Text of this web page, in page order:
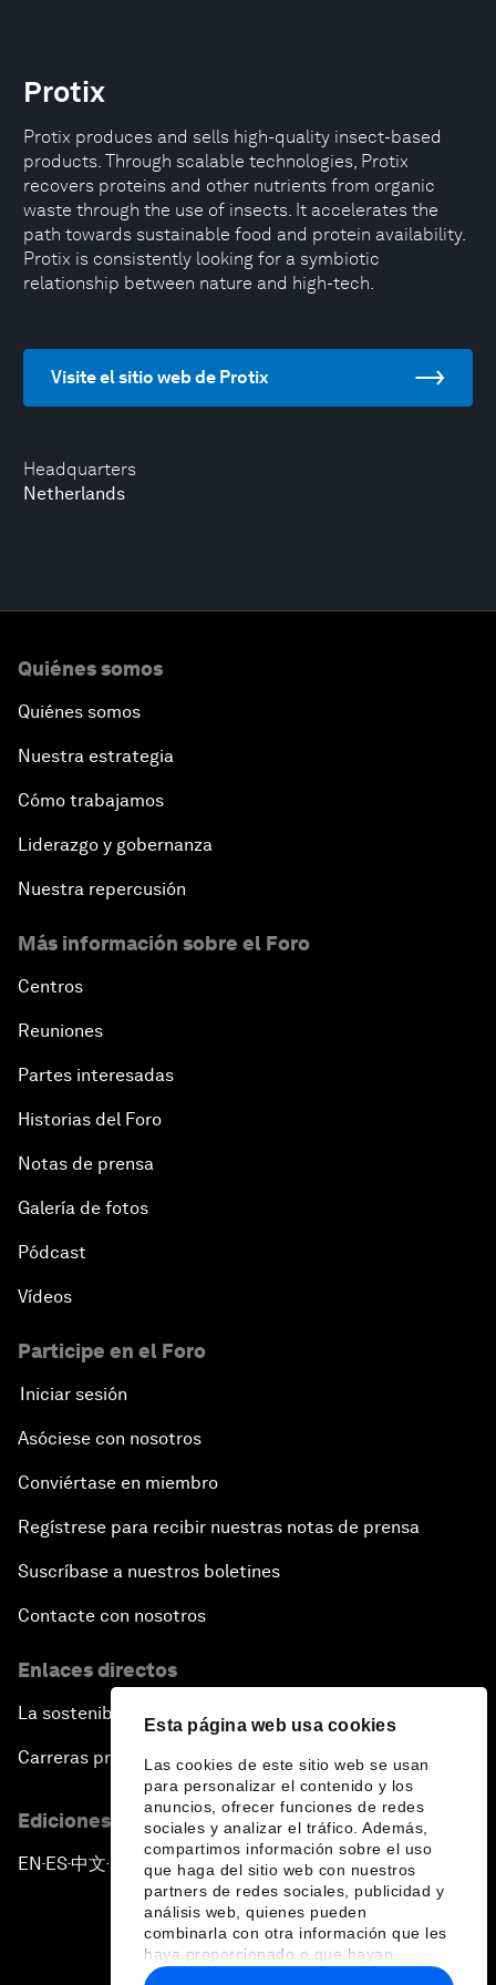
Esta página web usa cookies
Las cookies de este sitio web se usan
para personalizar el contenido y los
anuncios, ofrecer funciones de redes
sociales y analizar el tráfico. Además,
compartimos información sobre el uso
que haga del sitio web con nuestros
partners de redes sociales, publicidad y
análisis web, quienes pueden
combinarla con otra información que les
haya proporcionado o que hayan
recopilado a partir del uso que haya
Headquarters
Netherlands
Protix
Protix produces and sells high-quality insect-based
products. Through scalable technologies, Protix
recovers proteins and other nutrients from organic
waste through the use of insects. It accelerates the
path towards sustainable food and protein availability.
Protix is consistently looking for a symbiotic
relationship between nature and high-tech.
Visite el sitio web de Protix
Quiénes somos
Quiénes somos
Nuestra estrategia
Cómo trabajamos
Liderazgo y gobernanza
Nuestra repercusión
Más información sobre el Foro
Centros
Reuniones
Partes interesadas
Historias del Foro
Notas de prensa
Galería de fotos
Pódcast
Vídeos
Participe en el Foro
Iniciar sesión
Asóciese con nosotros
Conviértase en miembro
Regístrese para recibir nuestras notas de prensa
Suscríbase a nuestros boletines
Contacte con nosotros
Enlaces directos
La sostenibilidad en el Foro
Carreras profesionales
Ediciones en otros idiomas
EN ▪ES▪中文▪ 日本語